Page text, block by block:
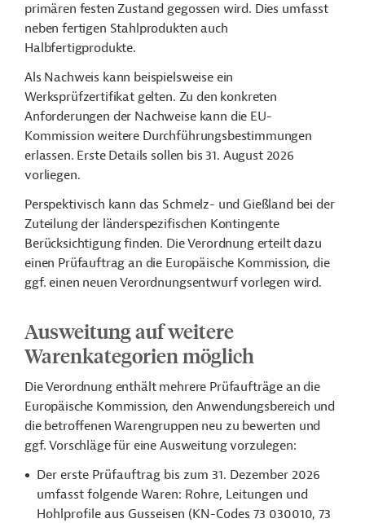
primären festen Zustand gegossen wird. Dies umfasst
neben fertigen Stahlprodukten auch
Halbfertigprodukte.
Als Nachweis kann beispielsweise ein
Werksprüfzertifikat gelten. Zu den konkreten
Anforderungen der Nachweise kann die EU-
Kommission weitere Durchführungsbestimmungen
erlassen. Erste Details sollen bis 31. August 2026
vorliegen.
Perspektivisch kann das Schmelz- und Gießland bei der
Zuteilung der länderspezifischen Kontingente
Berücksichtigung finden. Die Verordnung erteilt dazu
einen Prüfauftrag an die Europäische Kommission, die
ggf. einen neuen Verordnungsentwurf vorlegen wird.
Ausweitung auf weitere
Warenkategorien möglich
Die Verordnung enthält mehrere Prüfaufträge an die
Europäische Kommission, den Anwendungsbereich und
die betroffenen Warengruppen neu zu bewerten und
ggf. Vorschläge für eine Ausweitung vorzulegen:
Der erste Prüfauftrag bis zum 31. Dezember 2026
umfasst folgende Waren: Rohre, Leitungen und
Hohlprofile aus Gusseisen (KN-Codes 73 030010, 73